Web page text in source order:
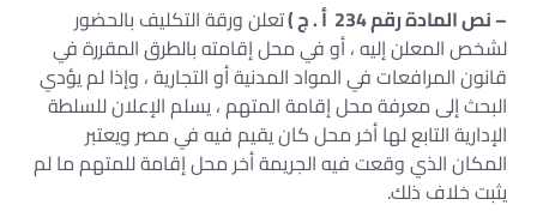
– نص المادة رقم 234 أ . ج )
تعلن ورقة التكليف بالحضور
لشخص المعلن إليه ، أو في محل إقامته بالطرق المقررة في
قانون المرافعات في المواد المدنية أو التجارية ، وإذا لم يؤدي
البحث إلى معرفة محل إقامة المتهم ، يسلم الإعلان للسلطة
الإدارية التابع لها أخر محل كان يقيم فيه في مصر ويعتبر
المكان الذي وقعت فيه الجريمة أخر محل إقامة للمتهم ما لم
يثبت خلاف ذلك.